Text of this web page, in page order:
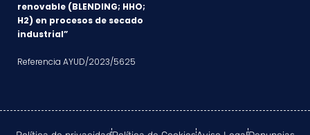
renovable (BLENDING; HHO;
H2) en procesos de secado
industrial”
Referencia AYUD/2023/5625